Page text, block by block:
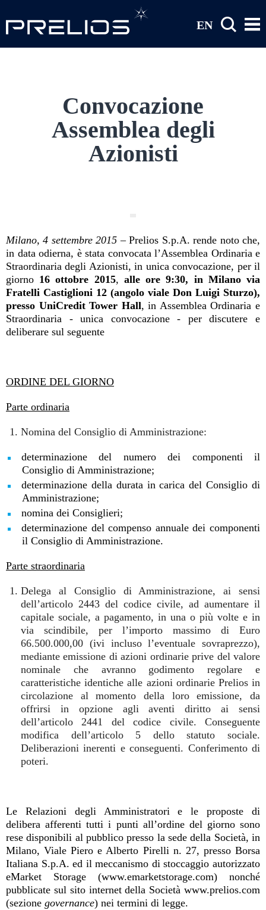
EN
Convocazione
Assemblea degli
Azionisti
Milano, 4 settembre 2015 – Prelios S.p.A. rende noto che,
in data odierna, è stata convocata l’Assemblea Ordinaria e
Straordinaria degli Azionisti, in unica convocazione, per il
giorno 16 ottobre 2015, alle ore 9:30, in Milano via
Fratelli Castiglioni 12 (angolo viale Don Luigi Sturzo),
presso UniCredit Tower Hall, in Assemblea Ordinaria e
Straordinaria - unica convocazione - per discutere e
deliberare sul seguente
ORDINE DEL GIORNO
Parte ordinaria
Nomina del Consiglio di Amministrazione:
determinazione del numero dei componenti il
Consiglio di Amministrazione;
determinazione della durata in carica del Consiglio di
Amministrazione;
nomina dei Consiglieri;
determinazione del compenso annuale dei componenti
il Consiglio di Amministrazione.
Parte straordinaria
Delega al Consiglio di Amministrazione, ai sensi
dell’articolo 2443 del codice civile, ad aumentare il
capitale sociale, a pagamento, in una o più volte e in
via scindibile, per l’importo massimo di Euro
66.500.000,00 (ivi incluso l’eventuale sovraprezzo),
mediante emissione di azioni ordinarie prive del valore
nominale che avranno godimento regolare e
caratteristiche identiche alle azioni ordinarie Prelios in
circolazione al momento della loro emissione, da
offrirsi in opzione agli aventi diritto ai sensi
dell’articolo 2441 del codice civile. Conseguente
modifica dell’articolo 5 dello statuto sociale.
Deliberazioni inerenti e conseguenti. Conferimento di
poteri.
Le Relazioni degli Amministratori e le proposte di
delibera afferenti tutti i punti all’ordine del giorno sono
rese disponibili al pubblico presso la sede della Società, in
Milano, Viale Piero e Alberto Pirelli n. 27, presso Borsa
Italiana S.p.A. ed il meccanismo di stoccaggio autorizzato
eMarket Storage (www.emarketstorage.com) nonché
pubblicate sul sito internet della Società www.prelios.com
(sezione governance) nei termini di legge.